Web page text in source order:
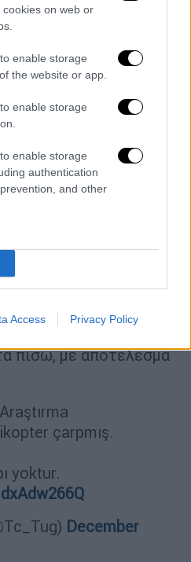
on web or
enable storage
the website or app.
enable storage
enable storage
authentication
and other
Access Privacy Policy
Τουρκία/yenisafak
Eğitim ve
çarpan bir
boş alana
yerinde
πυκνή ομίχλη. Σε
που το ελικόπτερο
και ενώ είναι στον
πίσω, με αποτέλεσμα
çarpmış.
yoktur.
December